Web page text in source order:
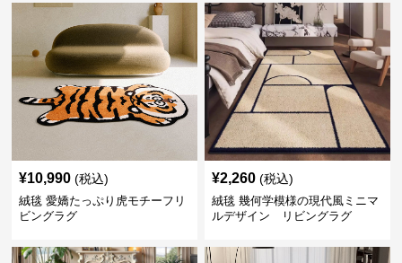
¥10,990 (税込)
絨毯 愛嬌たっぷり虎モチーフリ
ビングラグ
¥2,260 (税込)
絨毯 幾何学模様の現代風ミニマ
ルデザイン リビングラグ